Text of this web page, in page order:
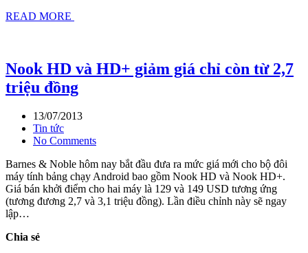
READ MORE
Nook HD và HD+ giảm giá chỉ còn từ 2,7
triệu đồng
13/07/2013
Tin tức
No Comments
Barnes & Noble hôm nay bắt đầu đưa ra mức giá mới cho bộ đôi
máy tính bảng chạy Android bao gồm Nook HD và Nook HD+.
Giá bán khởi điểm cho hai máy là 129 và 149 USD tương ứng
(tương đương 2,7 và 3,1 triệu đồng). Lần điều chỉnh này sẽ ngay
lập…
Chia sẻ